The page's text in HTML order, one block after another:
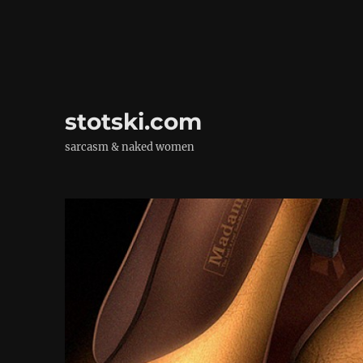
stotski.com
sarcasm & naked women